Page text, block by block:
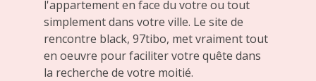
l'appartement en face du votre ou tout
simplement dans votre ville. Le site de
rencontre black, 97tibo, met vraiment tout
en oeuvre pour faciliter votre quête dans
la recherche de votre moitié.